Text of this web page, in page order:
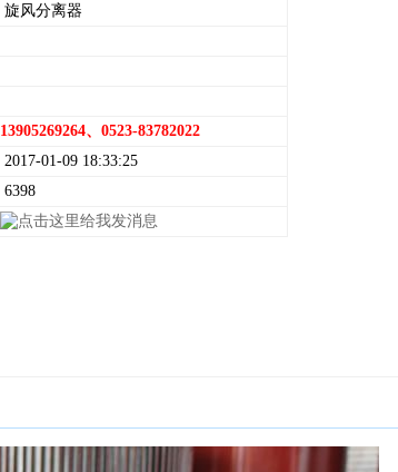
旋风分离器
13905269264、0523-83782022
2017-01-09 18:33:25
6398